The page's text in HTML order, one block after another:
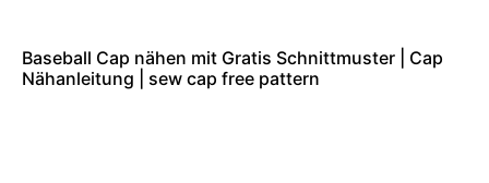
Baseball Cap nähen mit Gratis Schnittmuster | Cap
Nähanleitung | sew cap free pattern